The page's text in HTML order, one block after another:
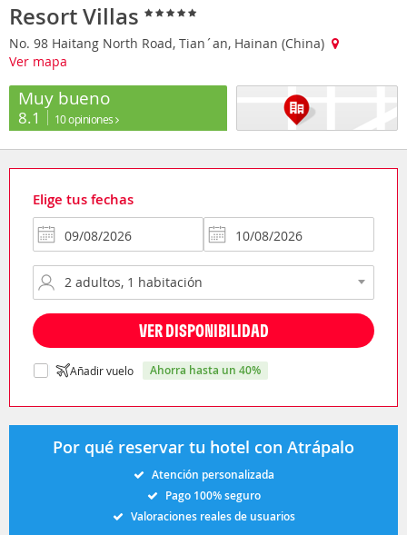
Resort Villas
No. 98 Haitang North Road, Tian´an, Hainan (China)
Ver mapa
Muy bueno
8.1 10 opiniones
Elige tus fechas
VER DISPONIBILIDAD
Añadir vuelo ahorra hasta un 40%
Por qué reservar tu hotel con Atrápalo
Atención personalizada
Pago 100% seguro
Valoraciones reales de usuarios